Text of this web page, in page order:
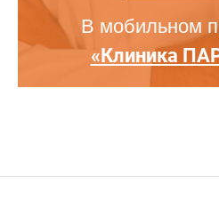
В мобильном
«Клиника